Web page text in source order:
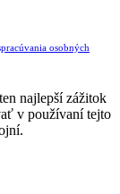
osobných
najlepší zážitok
v používaní tejto